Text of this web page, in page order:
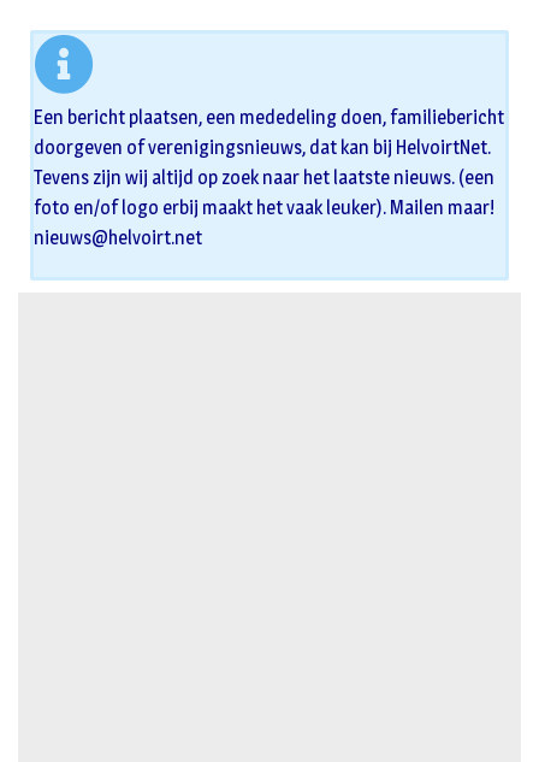
Een bericht plaatsen, een mededeling doen, familiebericht
doorgeven of verenigingsnieuws, dat kan bij HelvoirtNet.
Tevens zijn wij altijd op zoek naar het laatste nieuws. (een
foto en/of logo erbij maakt het vaak leuker). Mailen maar!
nieuws@helvoirt.net